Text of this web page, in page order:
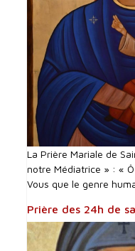
La Prière Mariale de
notre Médiatrice » : «
Vous que le genre
Prière des 24h de